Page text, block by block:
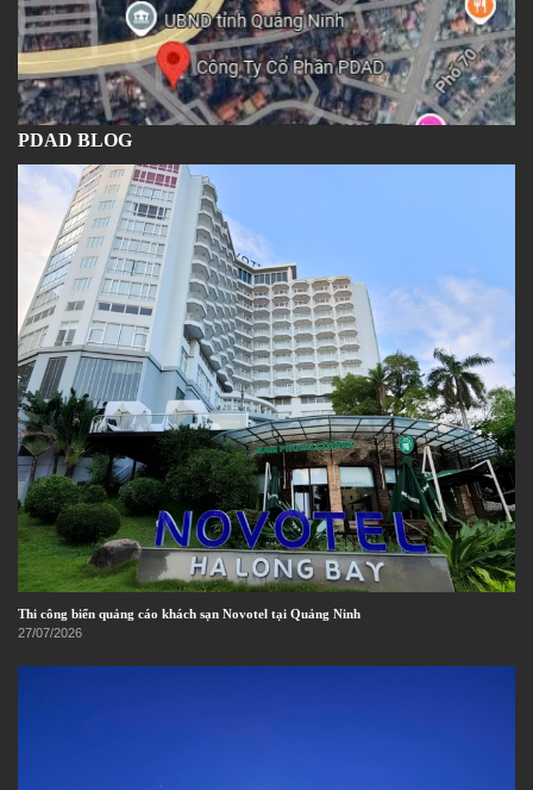
PDAD BLOG
Thi công biển quảng cáo khách sạn Novotel tại Quảng Ninh
27/07/2026